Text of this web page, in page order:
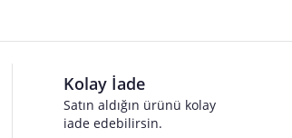
Kolay İade
Satın aldığın ürünü kolay
iade edebilirsin.